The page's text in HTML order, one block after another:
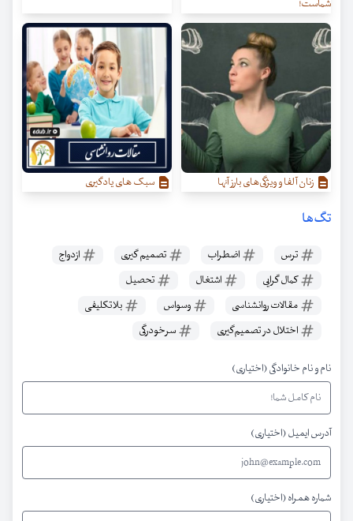
شماست!
زنان آلفا و ویژگی‌‌های بارز آنها سبک های یادگیری
تگ‌ها
ترس اضطراب تصمیم گیری
ازدواج
کمال گرایی
اشتغال
تحصیل
مقالات روانشناسی
وسواس
بلاتکلیفی
اختلال در تصمیم‌گیری
سرخودرگی
نام و نام خانوادگی (اختیاری)
آدرس ایمیل (اختیاری)
شماره همراه (اختیاری)